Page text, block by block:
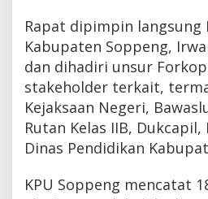
Rapat dipimpin langsung
Kabupaten Soppeng,
dan dihadiri unsur
stakeholder terkait,
Kejaksaan Negeri,
Rutan Kelas IIB, Dukcapil,
Dinas Pendidikan
KPU Soppeng mencatat